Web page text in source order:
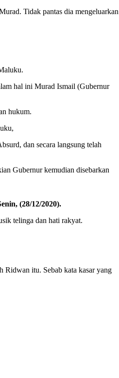
Tidak pantas dia mengeluarkan
hal ini Murad Ismail (Gubernur
hukum.
dan secara langsung telah
Gubernur kemudian disebarkan
(28/12/2020).
telinga dan hati rakyat.
Ridwan itu. Sebab kata kasar yang